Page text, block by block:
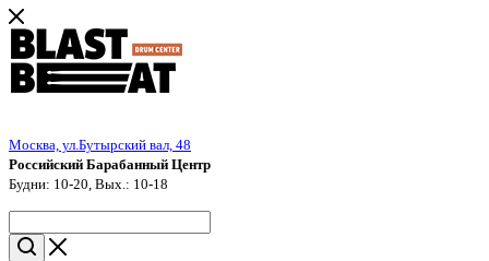
Москва, ул.Бутырский вал, 48
Российский Барабанный Центр
Будни: 10-20, Вых.: 10-18